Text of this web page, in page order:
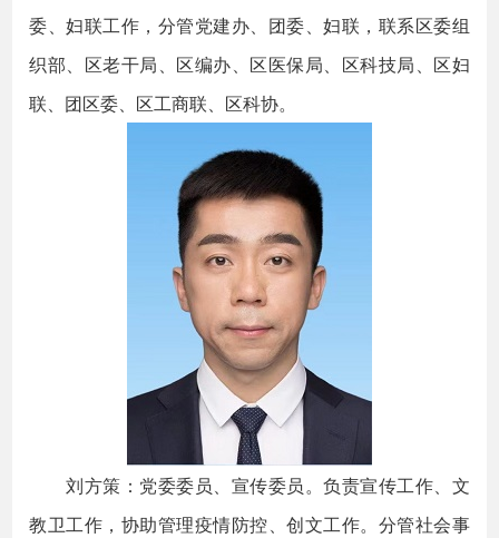
委、妇联工作，分管党建办、团委、妇联，联系区委组
织部、区老干局、区编办、区医保局、区科技局、区妇
联、团区委、区工商联、区科协。
刘方策：党委委员、宣传委员。负责宣传工作、文
教卫工作，协助管理疫情防控、创文工作。分管社会事